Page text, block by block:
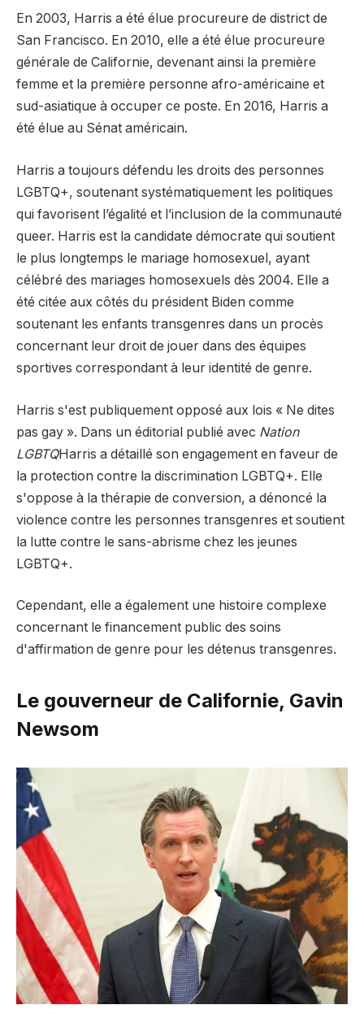
En 2003, Harris a été élue procureure de district de
San Francisco. En 2010, elle a été élue procureure
générale de Californie, devenant ainsi la première
femme et la première personne afro-américaine et
sud-asiatique à occuper ce poste. En 2016, Harris a
été élue au Sénat américain.
Harris a toujours défendu les droits des personnes
LGBTQ+, soutenant systématiquement les politiques
qui favorisent l’égalité et l’inclusion de la communauté
queer. Harris est la candidate démocrate qui soutient
le plus longtemps le mariage homosexuel, ayant
célébré des mariages homosexuels dès 2004. Elle a
été citée aux côtés du président Biden comme
soutenant les enfants transgenres dans un procès
concernant leur droit de jouer dans des équipes
sportives correspondant à leur identité de genre.
Harris s'est publiquement opposé aux lois « Ne dites
pas gay ». Dans un éditorial publié avec Nation
LGBTQHarris a détaillé son engagement en faveur de
la protection contre la discrimination LGBTQ+. Elle
s'oppose à la thérapie de conversion, a dénoncé la
violence contre les personnes transgenres et soutient
la lutte contre le sans-abrisme chez les jeunes
LGBTQ+.
Cependant, elle a également une histoire complexe
concernant le financement public des soins
d'affirmation de genre pour les détenus transgenres.
Le gouverneur de Californie, Gavin
Newsom